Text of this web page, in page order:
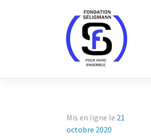
Mis en ligne le 21
octobre 2020